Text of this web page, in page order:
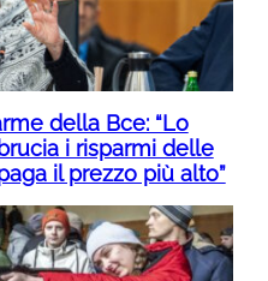
della Bce: “Lo
i risparmi delle
il prezzo più alto”